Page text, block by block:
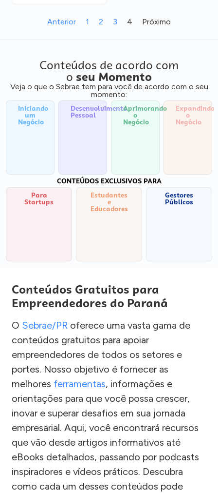
Anterior 1 2 3 4 Próximo
Conteúdos de acordo com
o seu Momento
Veja o que o Sebrae tem para você de acordo com o seu
momento:
Iniciando
um
Negócio
Desenvolvimento
Pessoal
Aprimorando
o
Negócio
Expandindo
o
Negócio
CONTEÚDOS EXCLUSIVOS PARA
Para
Startups
Estudantes
e
Educadores
Gestores
Públicos
Conteúdos Gratuitos para
Empreendedores do Paraná
O Sebrae/PR oferece uma vasta gama de
conteúdos gratuitos para apoiar
empreendedores de todos os setores e
portes. Nosso objetivo é fornecer as
melhores ferramentas, informações e
orientações para que você possa crescer,
inovar e superar desafios em sua jornada
empresarial. Aqui, você encontrará recursos
que vão desde artigos informativos até
eBooks detalhados, passando por podcasts
inspiradores e vídeos práticos. Descubra
como cada um desses conteúdos pode